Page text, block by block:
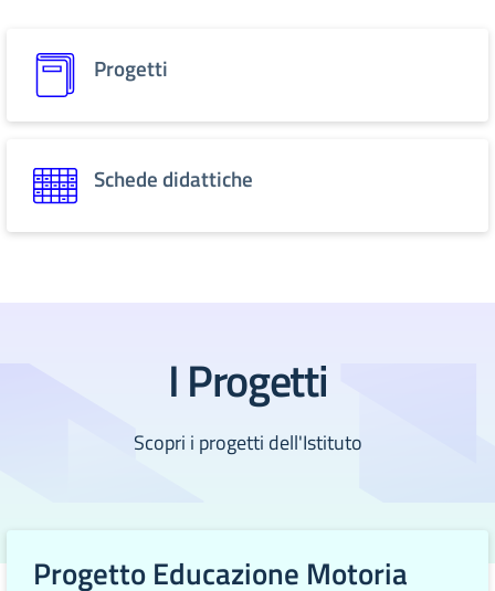
Progetti
Schede didattiche
I Progetti
Scopri i progetti dell'Istituto
Progetto Educazione Motoria